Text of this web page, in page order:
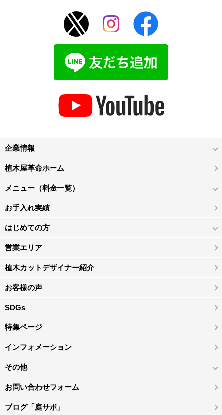
企業情報
植木屋革命ホーム
メニュー（料金一覧）
お手入れ実績
はじめての方
営業エリア
植木カットデザイナー紹介
お客様の声
SDGs
特集ページ
インフォメーション
その他
お問い合わせフォーム
ブログ「庭サポ」